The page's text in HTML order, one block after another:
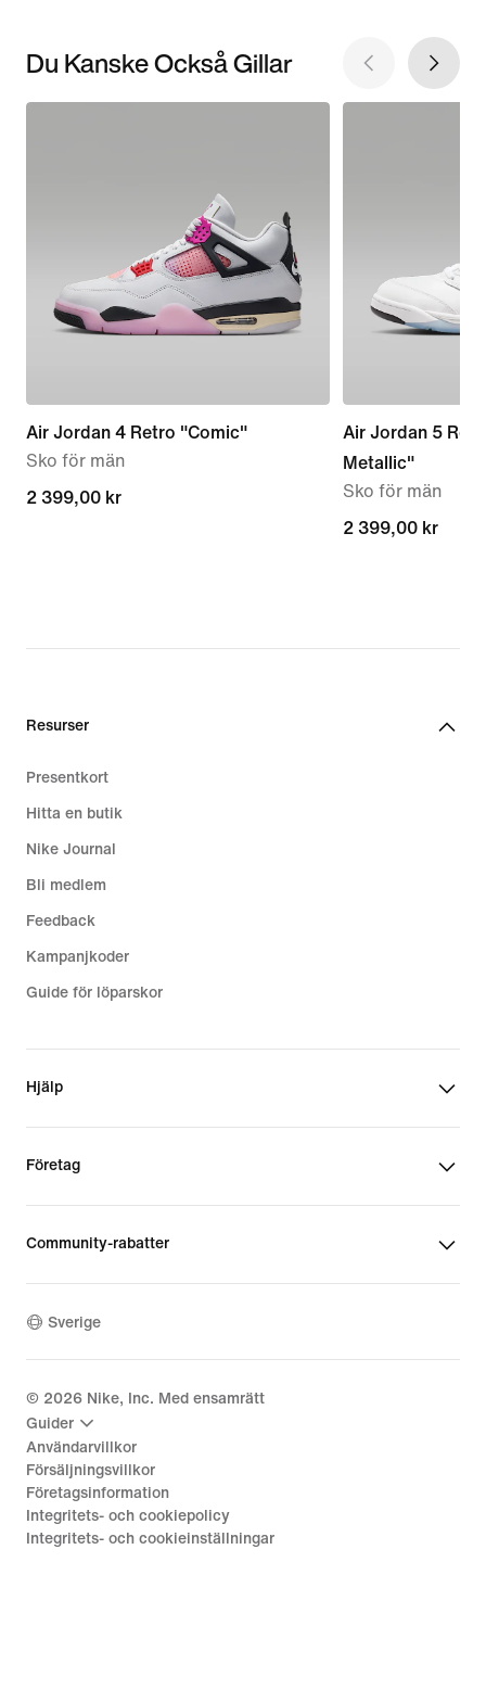
Du Kanske Också Gillar
Air Jordan 4 Retro "Comic"
Sko för män
2 399,00 kr
2 399,00 kr
Air Jordan 5
Metallic"
Sko för män
2 399,00 kr
2 399,00 kr
Resurser
Presentkort
Hitta en butik
Nike Journal
Bli medlem
Feedback
Kampanjkoder
Guide för löparskor
Hjälp
Företag
Community-rabatter
Sverige
© 2026 Nike, Inc. Med ensamrätt
Guider
Användarvillkor
Försäljningsvillkor
Företagsinformation
Integritets- och cookiepolicy
Integritets- och cookieinställningar